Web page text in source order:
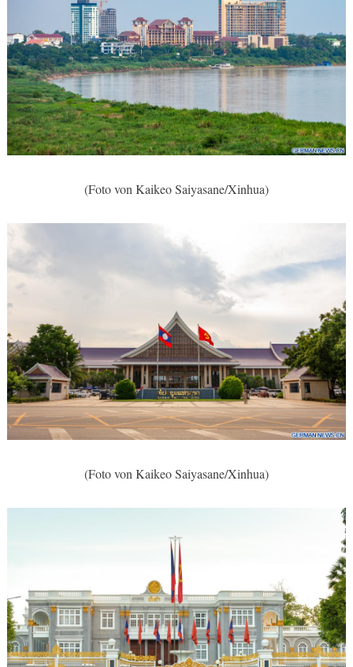
(Foto von Kaikeo Saiyasane/Xinhua)
(Foto von Kaikeo Saiyasane/Xinhua)